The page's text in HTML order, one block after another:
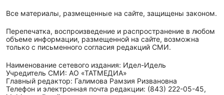
Все материалы, размещенные на сайте, защищены законом.
Перепечатка, воспроизведение и распространение в любом
объеме информации, размещенной на сайте, возможна
только с письменного согласия редакций СМИ.
Наименование сетевого издания: Идел-Идель
Учредитель СМИ: АО «ТАТМЕДИА»
Главный редактор: Галимова Рамзия Ризвановна
Телефон и электронная почта редакции: (843) 222-05-45,